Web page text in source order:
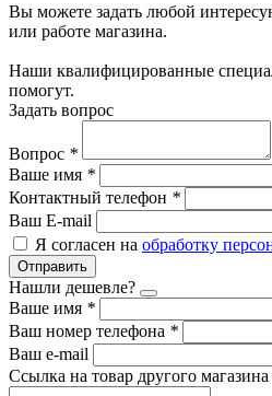
Вы можете задать любой
или работе магазина.
Наши квалифицированные
помогут.
Задать вопрос
Вопрос *
Ваше имя *
Контактный телефон *
Ваш E-mail
Я согласен на обработку
Отправить
Нашли дешевле?
Ваше имя *
Ваш номер телефона *
Ваш e-mail
Ссылка на товар другого магазина